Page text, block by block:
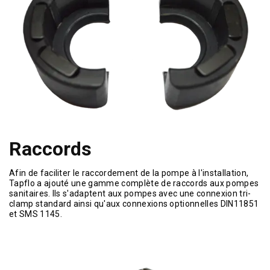
Raccords
Afin de faciliter le raccordement de la pompe à l'installation,
Tapflo a ajouté une gamme complète de raccords aux pompes
sanitaires. Ils s'adaptent aux pompes avec une connexion tri-
clamp standard ainsi qu'aux connexions optionnelles DIN11851
et SMS 1145.